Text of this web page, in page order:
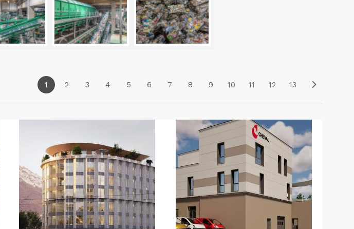
1 2 3 4 5 6 7 8 9 10 11 12 13